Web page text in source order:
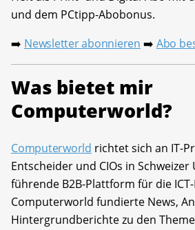
und dem PCtipp-Abobonus.
➡️ Newsletter abonnieren ➡️ Abo
Was bietet mir
Computerworld?
Computerworld richtet sich an IT-
Entscheider und CIOs in
führende B2B-Plattform für die
Computerworld fundierte News,
Hintergrundberichte zu den